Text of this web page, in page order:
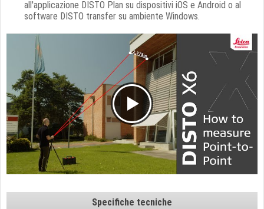
all'applicazione DISTO Plan su dispositivi iOS e Android o al
software DISTO transfer su ambiente Windows.
Specifiche tecniche